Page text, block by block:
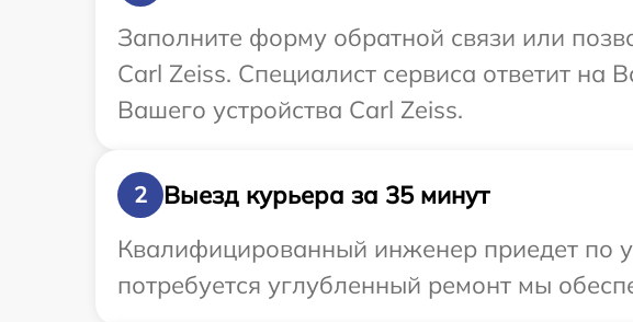
Заполните форму обратной связи или
Carl Zeiss. Специалист сервиса ответит
Вашего устройства Carl Zeiss.
2
Выезд курьера за 35 минут
Квалифицированный инженер приедет по
потребуется углубленный ремонт мы